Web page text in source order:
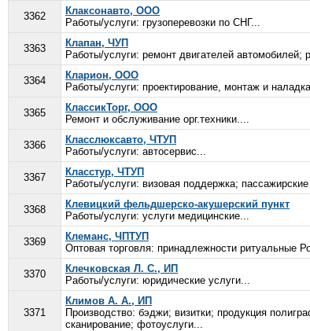
3362
Клаксонавто, ООО
Работы/услуги: грузоперевозки по СНГ...
3363
Клапан, ЧУП
Работы/услуги: ремонт двигателей
3364
Кларион, ООО
Работы/услуги: проектирование, монтаж и
3365
КлассикТорг, ООО
Ремонт и обслуживание орг.техники....
3366
Класслюксавто, ЧТУП
Работы/услуги: автосервис...
3367
Класстур, ЧТУП
Работы/услуги: визовая поддержка;
3368
Клевицкий фельдшерско-акушерский пункт
Работы/услуги: услуги медицинские...
3369
Клеманс, ЧПТУП
Оптовая торговля: принадлежности ритуальные
3370
Клечковская Л. С., ИП
Работы/услуги: юридические услуги...
3371
Климов А. А., ИП
Производство: бэджи; визитки; продукция
сканирование; фотоуслуги...